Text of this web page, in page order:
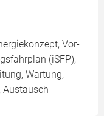
Vor-
(iSFP),
Wartung,
Austausch